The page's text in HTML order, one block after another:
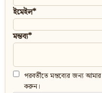
ইমেইল*
মন্তব্য*
পরবর্তীতে মন্তব্যের জন্য
করুন।